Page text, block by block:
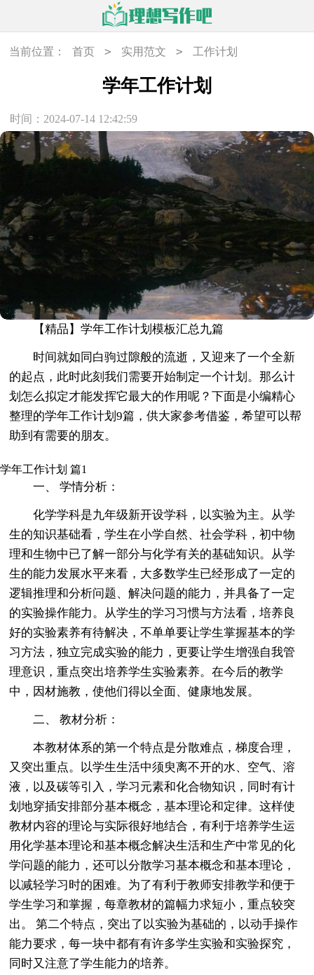
当前位置： 首页 > 实用范文 > 工作计划
学年工作计划
时间：2024-07-14 12:42:59
【精品】学年工作计划模板汇总九篇
时间就如同白驹过隙般的流逝，又迎来了一个全新
的起点，此时此刻我们需要开始制定一个计划。那么计
划怎么拟定才能发挥它最大的作用呢？下面是小编精心
整理的学年工作计划9篇，供大家参考借鉴，希望可以帮
助到有需要的朋友。
学年工作计划 篇1
一、 学情分析：
化学学科是九年级新开设学科，以实验为主。从学
生的知识基础看，学生在小学自然、社会学科，初中物
理和生物中已了解一部分与化学有关的基础知识。从学
生的能力发展水平来看，大多数学生已经形成了一定的
逻辑推理和分析问题、解决问题的能力，并具备了一定
的实验操作能力。从学生的学习习惯与方法看，培养良
好的实验素养有待解决，不单单要让学生掌握基本的学
习方法，独立完成实验的能力，更要让学生增强自我管
理意识，重点突出培养学生实验素养。在今后的教学
中，因材施教，使他们得以全面、健康地发展。
二、 教材分析：
本教材体系的第一个特点是分散难点，梯度合理，
又突出重点。以学生生活中须臾离不开的水、空气、溶
液，以及碳等引入，学习元素和化合物知识，同时有计
划地穿插安排部分基本概念，基本理论和定律。这样使
教材内容的理论与实际很好地结合，有利于培养学生运
用化学基本理论和基本概念解决生活和生产中常见的化
学问题的能力，还可以分散学习基本概念和基本理论，
以减轻学习时的困难。为了有利于教师安排教学和便于
学生学习和掌握，每章教材的篇幅力求短小，重点较突
出。 第二个特点，突出了以实验为基础的，以动手操作
能力要求，每一块中都有有许多学生实验和实验探究，
同时又注意了学生能力的培养。